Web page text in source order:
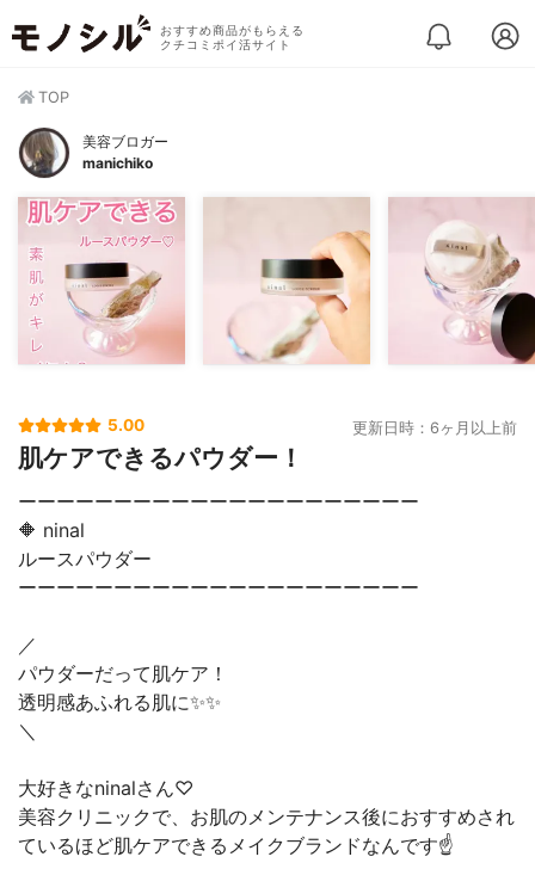
おすすめ商品がもらえる
クチコミポイ活サイト
TOP
美容ブロガー
manichiko
5.00 更新日時：6ヶ月以上前
肌ケアできるパウダー！
ーーーーーーーーーーーーーーーーーーーーー
🔶 ninal
ルースパウダー
ーーーーーーーーーーーーーーーーーーーーー
／
パウダーだって肌ケア！
透明感あふれる肌に✨✨
＼
大好きなninalさん♡
美容クリニックで、お肌のメンテナンス後におすすめされ
ているほど肌ケアできるメイクブランドなんです☝️